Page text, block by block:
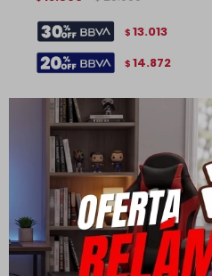
$ 13.013
$ 14.872